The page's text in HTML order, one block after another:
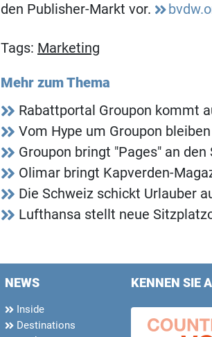
den Publisher-Markt vor.
Tags: Marketing
Mehr zum Thema
Rabattportal Groupon kommt
Vom Hype um Groupon
Groupon bringt "Pages" an den
Olimar bringt Kapverden-
Die Schweiz schickt Urlauber
Lufthansa stellt neue
NEWS
Inside
Destinations
KENNEN SIE